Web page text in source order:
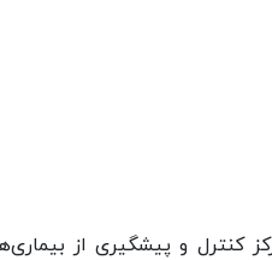
و پیشگیری از